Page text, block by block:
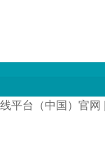
平台（中国）官网